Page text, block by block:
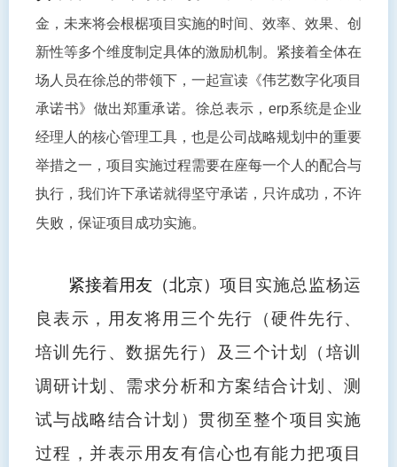
金，未来将会根椐项目实施的时间、效率、效果、创
新性等多个维度制定具体的激励机制。 紧接着全体在
场人员在徐总的带领下，一起宣读《伟艺数字化项目
承诺书》做出郑重承诺。 徐总表示，erp系统是企业
经理人的核心管理工具，也是公司战略规划中的重要
举措之一，项目实施过程需要在座每一个人的配合与
执行，我们许下承诺就得坚守承诺，只许成功，不许
失败，保证项目成功实施。
紧接着用友（北京） 项目实施总监杨运
良表示，用友将用三个先行（硬件先行、
培训先行、数据先行）及三个计划（培训
调研计划、需求分析和方案结合计划、测
试与战略结合计划）贯彻至整个项目实施
过程，并表示用友有信心也有能力把项目